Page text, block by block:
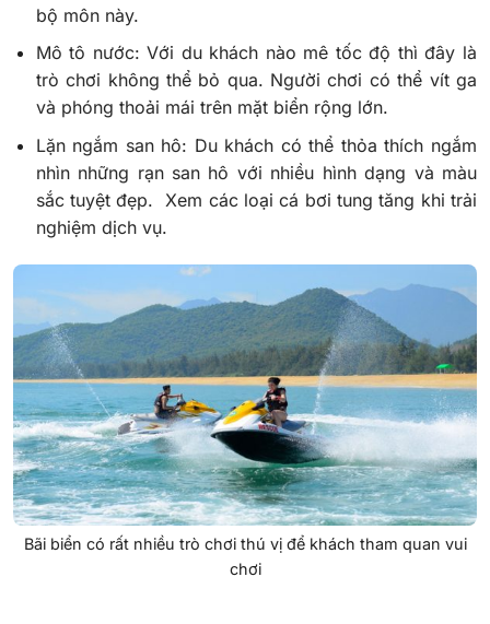
bộ môn này.
Mô tô nước: Với du khách nào mê tốc độ thì đây là
trò chơi không thể bỏ qua. Người chơi có thể vít ga
và phóng thoải mái trên mặt biển rộng lớn.
Lặn ngắm san hô: Du khách có thể thỏa thích ngắm
nhìn những rạn san hô với nhiều hình dạng và màu
sắc tuyệt đẹp. Xem các loại cá bơi tung tăng khi trải
nghiệm dịch vụ.
Bãi biển có rất nhiều trò chơi thú vị để khách tham quan vui
chơi